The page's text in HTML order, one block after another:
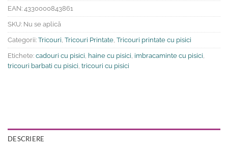
EAN: 4330000843861
SKU: Nu se aplică
Categorii: Tricouri Tricouri Printate Tricouri printate cu pisici
Etichete: cadouri cu pisici haine cu pisici imbracaminte cu pisici
tricouri barbati cu pisici tricouri cu pisici
DESCRIERE